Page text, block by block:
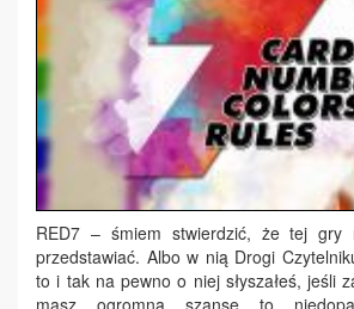
RED7 – śmiem stwierdzić, że tej gry
przedstawiać. Albo w nią Drogi
to i tak na pewno o niej słyszałeś, jeśli